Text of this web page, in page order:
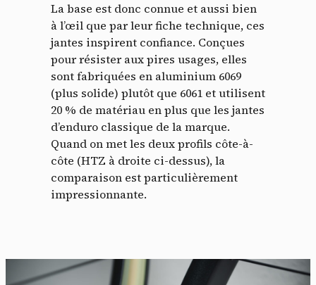
La base est donc connue et aussi bien
à l’œil que par leur fiche technique, ces
jantes inspirent confiance. Conçues
pour résister aux pires usages, elles
sont fabriquées en aluminium 6069
(plus solide) plutôt que 6061 et utilisent
20 % de matériau en plus que les jantes
d’enduro classique de la marque.
Quand on met les deux profils côte-à-
côte (HTZ à droite ci-dessus), la
comparaison est particulièrement
impressionnante.